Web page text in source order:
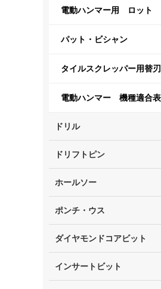
電動ハンマー用 ロット
パット・ビシャン
タイルスクレッパー用替刃
電動ハンマー 機種適合表
ドリル
ドリフトピン
ホールソー
ポンチ・ウス
ダイヤモンドコアビット
インサートビット